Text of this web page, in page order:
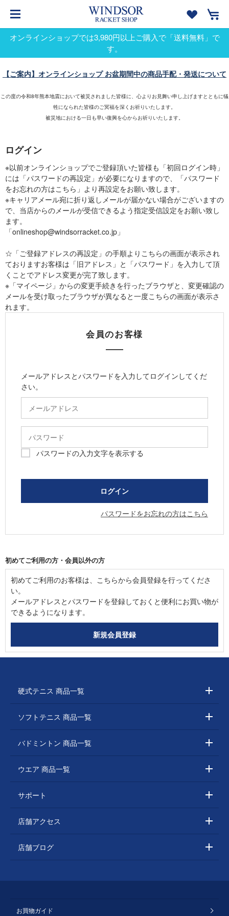
オンラインショップでは3,980円以上ご購入で「送料無料」で
す。
【ご案内】オンラインショップ お盆期間中の商品手配・発送について
この度の令和8年熊本地震において被災されました皆様に、心よりお見舞い申し上げますとともに犠
牲になられた皆様のご冥福を深くお祈りいたします。
被災地における一日も早い復興を心からお祈りいたします。
ログイン
※以前オンラインショップでご登録頂いた皆様も「初回ログイン時」
には「パスワードの再設定」が必要になりますので、「パスワード
をお忘れの方はこちら」より再設定をお願い致します。
※キャリアメール宛に折り返しメールが届かない場合がございますの
で、当店からのメールが受信できるよう指定受信設定をお願い致し
ます。
「onlineshop@windsorracket.co.jp」
☆「ご登録アドレスの再設定」の手順よりこちらの画面が表示され
ておりますお客様は「旧アドレス」と「パスワード」を入力して頂
くことでアドレス変更が完了致します。
※「マイページ」からの変更手続きを行ったブラウザと、変更確認の
メールを受け取ったブラウザが異なると一度こちらの画面が表示さ
れます。
会員のお客様
メールアドレスとパスワードを入力してログインしてくだ
さい。
パスワードの入力文字を表示する
パスワードをお忘れの方はこちら
初めてご利用の方・会員以外の方
初めてご利用のお客様は、こちらから会員登録を行ってくださ
い。
メールアドレスとパスワードを登録しておくと便利にお買い物が
できるようになります。
硬式テニス 商品一覧
ソフトテニス 商品一覧
バドミントン 商品一覧
ウエア 商品一覧
サポート
店舗アクセス
店舗ブログ
お買物ガイド